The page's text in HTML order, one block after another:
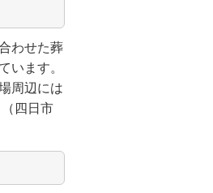
わせた葬
ます。
周辺には
四日市